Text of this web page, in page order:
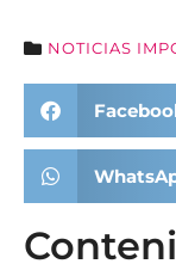
NOTICIAS